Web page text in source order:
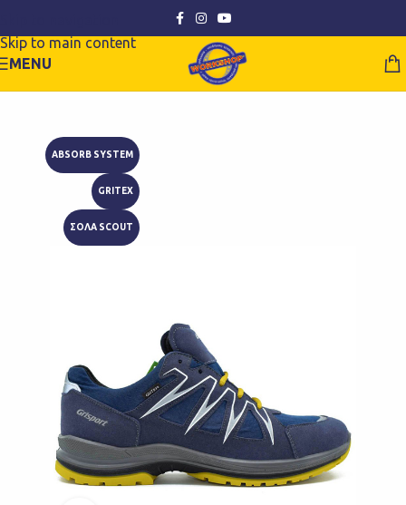
Skip to main content
MENU
ABSORB SYSTEM
GRITEX
ΣΟΛΑ SCOUT